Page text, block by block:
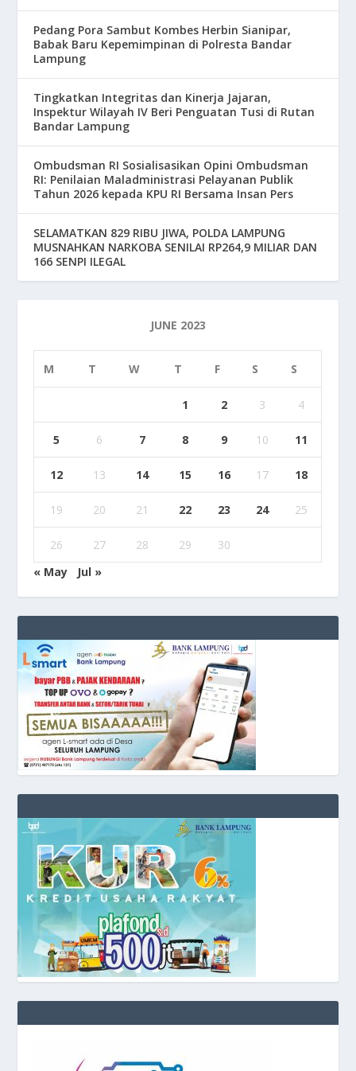
Pedang Pora Sambut Kombes Herbin Sianipar,
Babak Baru Kepemimpinan di Polresta Bandar
Lampung
Tingkatkan Integritas dan Kinerja Jajaran,
Inspektur Wilayah IV Beri Penguatan Tusi di Rutan
Bandar Lampung
Ombudsman RI Sosialisasikan Opini Ombudsman
RI: Penilaian Maladministrasi Pelayanan Publik
Tahun 2026 kepada KPU RI Bersama Insan Pers
SELAMATKAN 829 RIBU JIWA, POLDA LAMPUNG
MUSNAHKAN NARKOBA SENILAI RP264,9 MILIAR DAN
166 SENPI ILEGAL
JUNE 2023
M T W T F S S
1 2 3 4
5 6 7 8 9 10 11
12 13 14 15 16 17 18
19 20 21 22 23 24 25
26 27 28 29
30
« May
Jul »